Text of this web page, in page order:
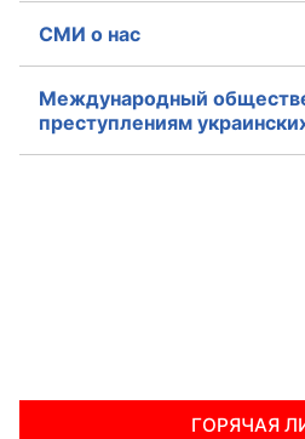
Документы ОП КО
Регламент ОП КО
Кодекс этики ОП КО
Аппарат ОП КО
СМИ о нас
Международный
преступлениям
ГОРЯЧАЯ